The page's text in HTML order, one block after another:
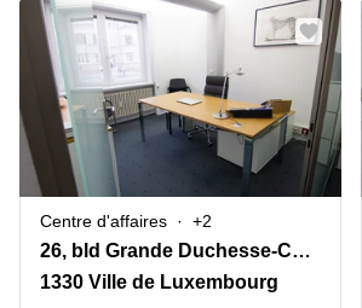
Centre
d’affaires
Coworking
Salles
réunion
Bureau
virtuel
sur-
Alzette
Senningerberg
Bertrange
Sandweiler
Salle de
réunion
Luxembourg
Coworking
Bertrange
Centre
d'affaires
Luxembourg
Bureaux
Bertrange
Prix
Connexion
Choisissez une langue
Luxembourg
Centre d'affaires +2
26, bld Grande Duchesse-Charlotte
1330 Ville de Luxembourg